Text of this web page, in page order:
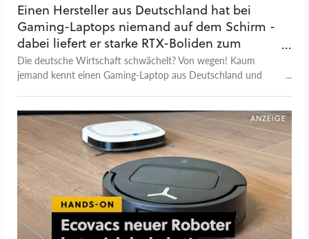
Einen Hersteller aus Deutschland hat bei
Gaming-Laptops niemand auf dem Schirm -
dabei liefert er starke RTX-Boliden zum
unglaublichen Preis!
Die deutsche Wirtschaft schwächelt? Von wegen! Kaum
jemand kennt einen Gaming-Laptop aus Deutschland und